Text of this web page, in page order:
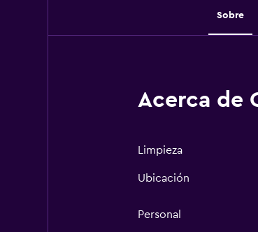
Sobre
Acerca de
Limpieza
Ubicación
Personal